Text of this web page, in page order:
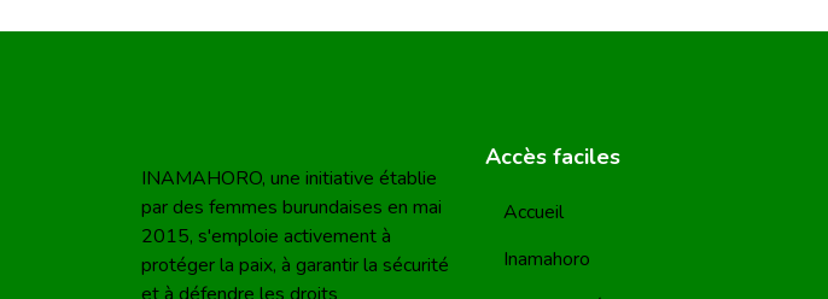
INAMAHORO, une initiative établie
par des femmes burundaises en mai
2015, s'emploie activement à
protéger la paix, à garantir la sécurité
Accès faciles
Accueil
Inamahoro